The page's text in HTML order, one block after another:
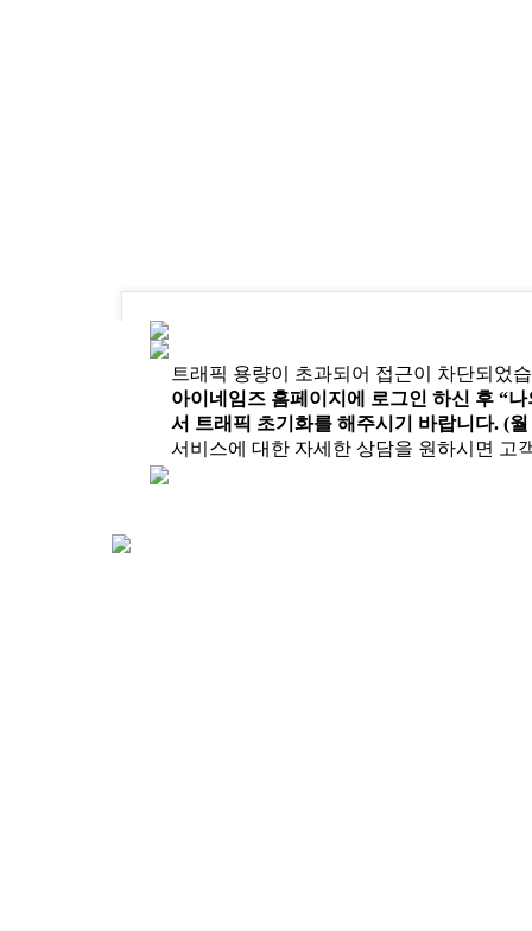
트래픽 용량이 초과되어 접근이 차단되었
아이네임즈 홈페이지에 로그인 하신 후 “
서 트래픽 초기화를 해주시기 바랍니다. (월
서비스에 대한 자세한 상담을 원하시면 고